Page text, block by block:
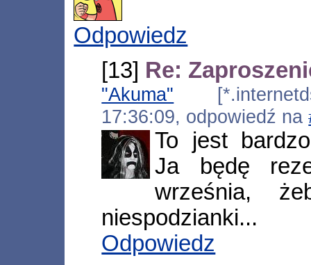
Odpowiedz
[13] Re:
"Akuma"
17:36:09, odpowiedź na
To jest
Ja będę
września,
niespodzianki...
Odpowiedz